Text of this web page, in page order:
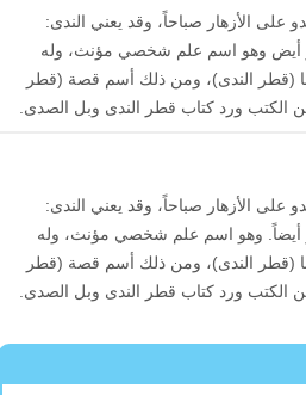
الأزهار صباحاً، وقد يعني الندى:
أيض وهو اسم علم شخصي مؤنث، وله
(قطر الندى)، ومن ذلك أسم قصة (قطر
الكتب ورد كتاب قطر الندى وبل الصدى.
الأزهار صباحاً، وقد يعني الندى:
أيضاً. وهو اسم علم شخصي مؤنث، وله
(قطر الندى)، ومن ذلك أسم قصة (قطر
الكتب ورد كتاب قطر الندى وبل الصدى.